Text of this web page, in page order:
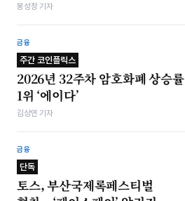
봉성창 기자
금융
주간 코인플릭스
2026년 32주차 암호화폐 상승률
1위 ‘에이다’
김상연 기자
금융
단독
토스, 부산국제록페스티벌